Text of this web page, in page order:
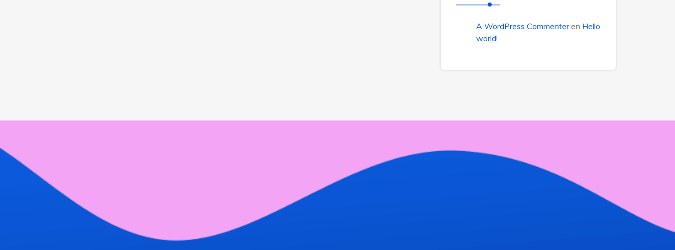
A WordPress Commenteren Hello
world!